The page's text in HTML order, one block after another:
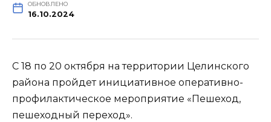
ОБНОВЛЕНО
16.10.2024
С 18 по 20 октября на территории Целинского
района пройдет инициативное оперативно-
профилактическое мероприятие «Пешеход,
пешеходный переход».